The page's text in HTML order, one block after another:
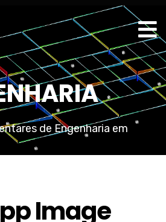
de Engenharia em
Image